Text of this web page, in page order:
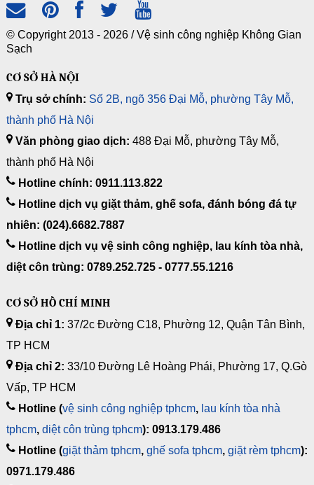
© Copyright 2013 - 2026 /Vệ sinh công nghiệp Không Gian
Sạch
CƠ SỞ HÀ NỘI
Trụ sở chính: Số 2B, ngõ 356 Đại Mỗ, phường Tây Mỗ,
thành phố Hà Nội
Văn phòng giao dịch: 488 Đại Mỗ, phường Tây Mỗ,
thành phố Hà Nội
Hotline chính: 0911.113.822
Hotline dịch vụ giặt thảm, ghế sofa, đánh bóng đá tự
nhiên: (024).6682.7887
Hotline dịch vụ vệ sinh công nghiệp, lau kính tòa nhà,
diệt côn trùng: 0789.252.725 - 0777.55.1216
CƠ SỞ HỒ CHÍ MINH
Địa chỉ 1: 37/2c Đường C18, Phường 12, Quận Tân Bình,
TP HCM
Địa chỉ 2: 33/10 Đường Lê Hoàng Phái, Phường 17, Q.Gò
Vấp, TP HCM
Hotline (vệ sinh công nghiệp tphcm, lau kính tòa nhà
tphcm, diệt côn trùng tphcm): 0913.179.486
Hotline (giặt thảm tphcm, ghế sofa tphcm, giặt rèm tphcm):
0971.179.486